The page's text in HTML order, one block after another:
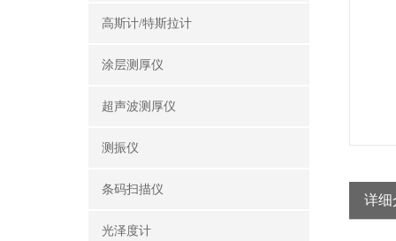
高斯计/特斯拉计
涂层测厚仪
超声波测厚仪
测振仪
条码扫描仪
光泽度计
详细